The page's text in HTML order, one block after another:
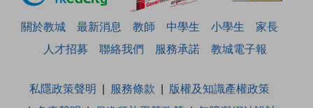
關於教城 最新消息 教師 中學生 小學生
家長
人才招募
聯絡我們 服務承諾 教城電子報
私隱政策聲明 服務條款
版權及知識產權政策